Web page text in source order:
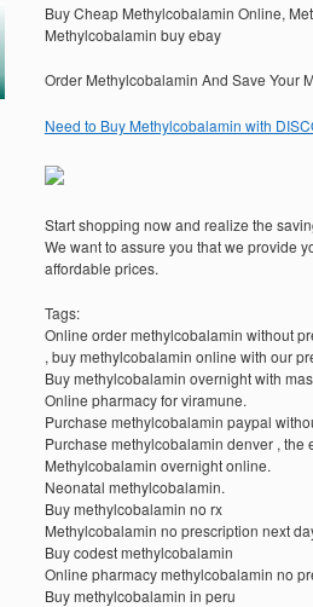
Buy Cheap Methylcobalamin Online,
Methylcobalamin buy ebay
Order Methylcobalamin And Save Your
Need to Buy Methylcobalamin with
Start shopping now and realize the
We want to assure you that we provide
affordable prices.
Tags:
Online order methylcobalamin without
, buy methylcobalamin online with our
Buy methylcobalamin overnight with
Online pharmacy for viramune.
Purchase methylcobalamin paypal
Purchase methylcobalamin denver , the
Methylcobalamin overnight online.
Neonatal methylcobalamin.
Buy methylcobalamin no rx
Methylcobalamin no prescription next
Buy codest methylcobalamin
Online pharmacy methylcobalamin no
Buy methylcobalamin in peru